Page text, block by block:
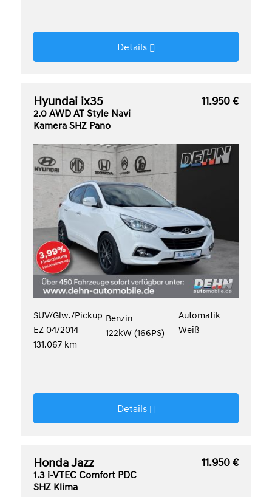
Details
Hyundai ix35
2.0 AWD AT Style Navi
Kamera SHZ Pano
11.950 €
SUV/Glw./Pickup
EZ 04/2014
131.067 km
Benzin
122kW (166PS)
Automatik
Weiß
Details
Honda Jazz
1.3 i-VTEC Comfort PDC
SHZ Klima
11.950 €